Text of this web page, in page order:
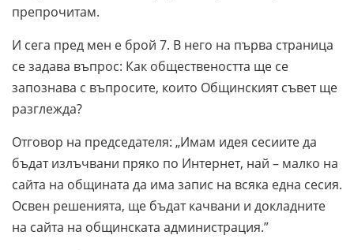
препрочитам.
И сега пред мен е брой 7. В него на първа страница
се задава въпрос: Как обществеността ще се
запознава с въпросите, които Общинският съвет ще
разглежда?
Отговор на председателя: „Имам идея сесиите да
бъдат излъчвани пряко по Интернет, най – малко на
сайта на общината да има запис на всяка една сесия.
Освен решенията, ще бъдат качвани и докладните
на сайта на общинската администрация.”